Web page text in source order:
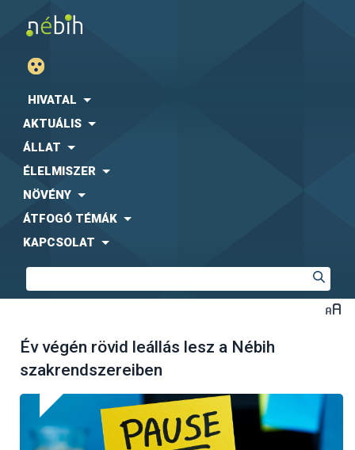
HIVATAL
AKTUÁLIS
ÁLLAT
ÉLELMISZER
NÖVÉNY
ÁTFOGÓ TÉMÁK
KAPCSOLAT
Év végén rövid leállás lesz a Nébih
szakrendszereiben